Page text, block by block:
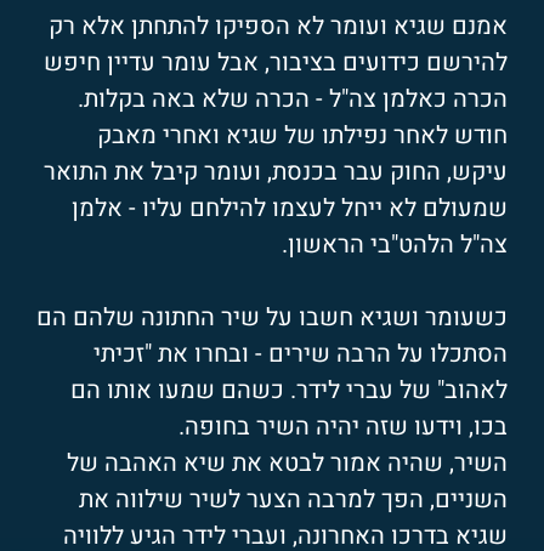
אמנם שגיא ועומר לא הספיקו להתחתן אלא רק
להירשם כידועים בציבור, אבל עומר עדיין חיפש
הכרה כאלמן צה"ל - הכרה שלא באה בקלות.
חודש לאחר נפילתו של שגיא ואחרי מאבק
עיקש, החוק עבר בכנסת, ועומר קיבל את התואר
שמעולם לא ייחל לעצמו להילחם עליו - אלמן
צה"ל הלהט"בי הראשון.
כשעומר ושגיא חשבו על שיר החתונה שלהם הם
הסתכלו על הרבה שירים - ובחרו את "זכיתי
לאהוב" של עברי לידר. כשהם שמעו אותו הם
בכו, וידעו שזה יהיה השיר בחופה.
השיר, שהיה אמור לבטא את שיא האהבה של
השניים, הפך למרבה הצער לשיר שילווה את
שגיא בדרכו האחרונה, ועברי לידר הגיע ללוויה